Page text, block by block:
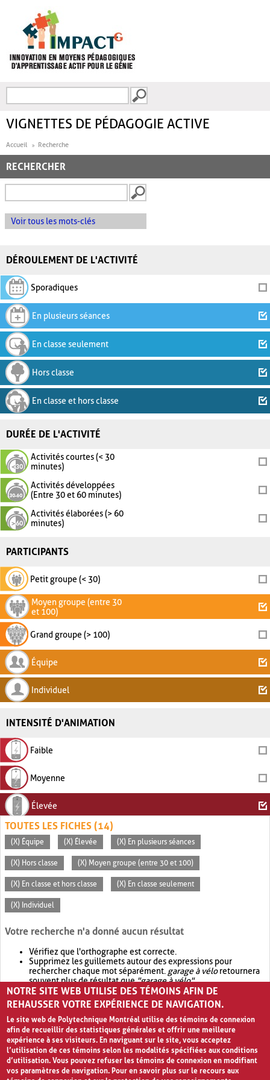
FORMULAIRE DE
VIGNETTES DE PÉDAGOGIE ACTIVE
Accueil Recherche
RECHERCHER
Voir tous les mots-clés
DÉROULEMENT DE L'ACTIVITÉ
Sporadiques
En plusieurs séances
En classe seulement
Hors classe
En classe et hors classe
DURÉE DE L'ACTIVITÉ
Activités courtes (< 30
minutes)
Activités développées
(Entre 30 et 60 minutes)
Activités élaborées (> 60
minutes)
PARTICIPANTS
Petit groupe (< 30)
Moyen groupe (entre 30
et 100)
Grand groupe (> 100)
Équipe
Individuel
INTENSITÉ D'ANIMATION
Faible
Moyenne
Élevée
TOUTES LES FICHES (14)
(X) Équipe (X) Élevée (X) En plusieurs séances
(X) Hors classe (X) Moyen groupe (entre 30 et 100)
(X) En classe et hors classe (X) En classe seulement
(X) Individuel
Votre recherche n'a donné aucun résultat
Vérifiez que l'orthographe est correcte.
Supprimez les guillemets autour des expressions pour
rechercher chaque mot séparément. garage à véloretournera
souvent plus de résultat que"garage à vélo".
Envisagez d'élargir votre recherche avec OR.garage OR vélo
retournera souvent plus de résultat quegarage à vélo
NOTRE SITE WEB UTILISE DES TÉMOINS AFIN DE
REHAUSSER VOTRE EXPÉRIENCE DE NAVIGATION.
Le site web de Polytechnique Montréal utilise des témoins de connexion
afin de recueillir des statistiques générales et offrir une meilleure
expérience à ses visiteurs. En naviguant sur le site, vous acceptez
l’utilisation de ces témoins selon les modalités spécifiées aux conditions
d’utilisation. Vous pouvez refuser les témoins de connexion en modifiant
vos paramètres de navigation. Pour en savoir plus sur le recours aux